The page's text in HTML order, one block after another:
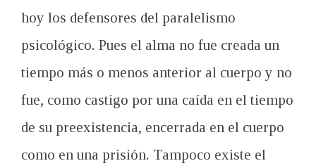
hoy los defensores del paralelismo
psicológico. Pues el alma no fue creada un
tiempo más o menos anterior al cuerpo y no
fue, como castigo por una caída en el tiempo
de su preexistencia, encerrada en el cuerpo
como en una prisión. Tampoco existe el